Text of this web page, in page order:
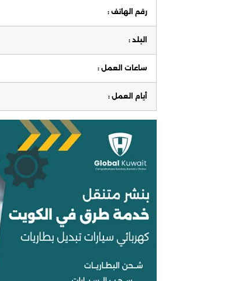
رقم الهاتف :
البلد :
ساعات العمل :
أيام العمل :